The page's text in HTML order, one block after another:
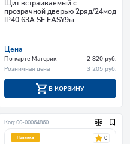
Щит встраиваемый с
прозрачной дверью 2ряд/24мод
IP40 63А SE EASY9ы
Цена
По карте Материк
2 820 руб.
Розничная цена
3 205 руб.
В КОРЗИНУ
Код: 00-00064860
Новинка 0